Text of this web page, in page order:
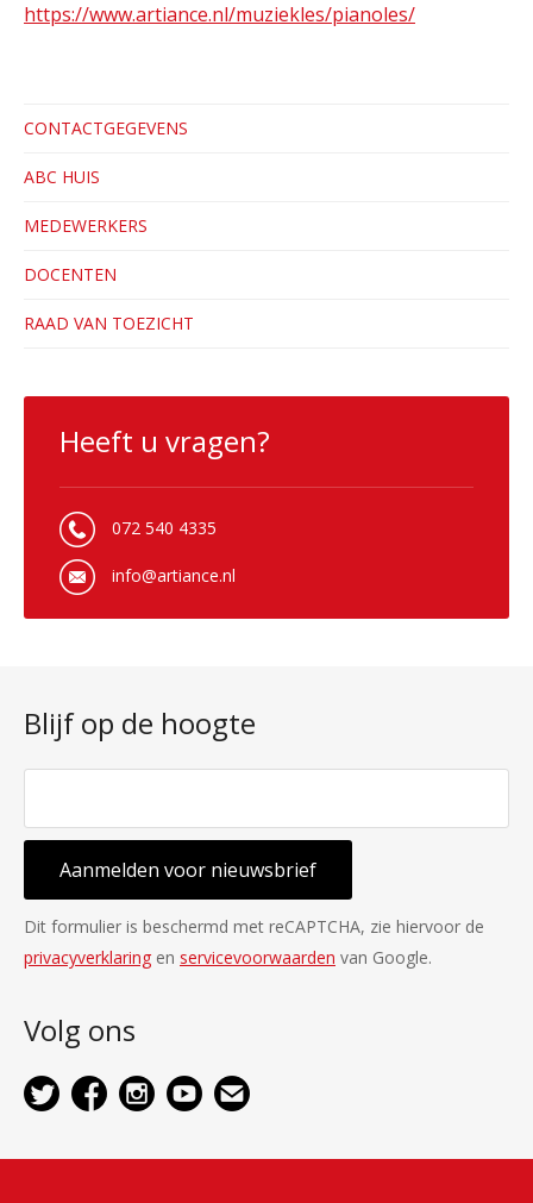
https://www.artiance.nl/muziekles/pianoles/
CONTACTGEGEVENS
ABC HUIS
MEDEWERKERS
DOCENTEN
RAAD VAN TOEZICHT
Heeft u vragen?
072 540 4335
info@artiance.nl
Blijf op de hoogte
Aanmelden voor nieuwsbrief
Dit formulier is beschermd met reCAPTCHA, zie hiervoor de
privacyverklaring en servicevoorwaarden van Google.
Volg ons